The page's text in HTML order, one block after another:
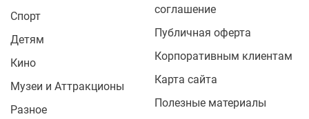
Спорт
Детям
Кино
Музеи и Аттракционы
Разное
соглашение
Публичная оферта
Корпоративным клиентам
Карта сайта
Полезные материалы